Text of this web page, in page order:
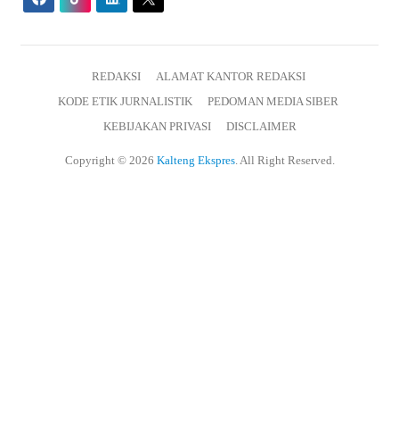
REDAKSI
ALAMAT KANTOR REDAKSI
KODE ETIK JURNALISTIK
PEDOMAN MEDIA SIBER
KEBIJAKAN PRIVASI
DISCLAIMER
Copyright © 2026 Kalteng Ekspres. All Right Reserved.